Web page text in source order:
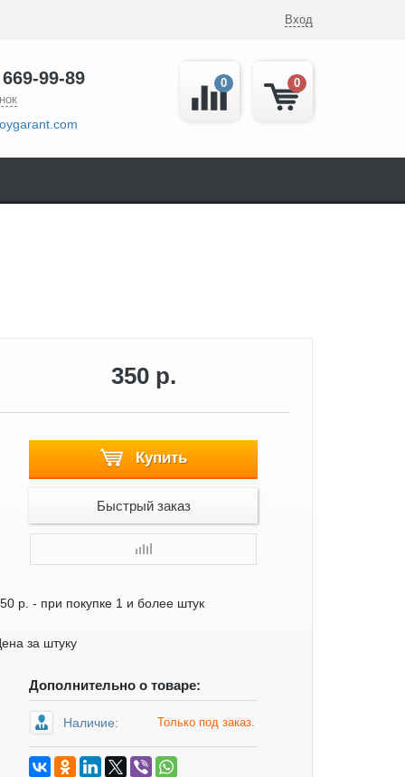
Вход
99-89 0
0
350 р.
Купить
Быстрый заказ
р. - при покупке 1 и более штук
за штуку
Дополнительно о товаре:
Наличие: Только под заказ.